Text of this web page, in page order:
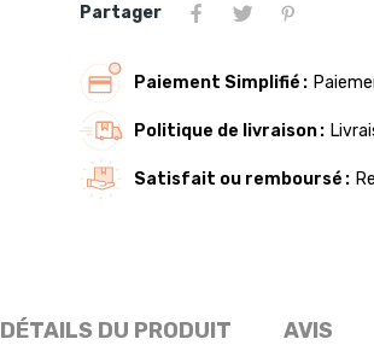
Partager
Paiement Simplifié
Politique de livraison
Satisfait ou remboursé
DÉTAILS DU PRODUIT AVIS